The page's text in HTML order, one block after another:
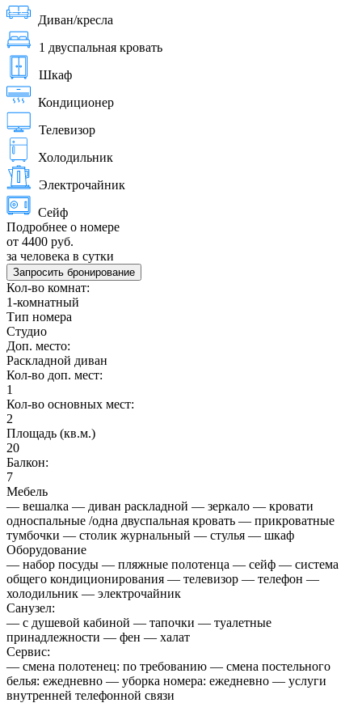
Диван/кресла
1 двуспальная кровать
Шкаф
Кондиционер
Телевизор
Холодильник
Электрочайник
Сейф
Подробнее о номере
от 4400 руб.
за человека в сутки
Запросить бронирование
Кол-во комнат:
1-комнатный
Тип номера
Студио
Доп. место:
Раскладной диван
Кол-во доп. мест:
1
Кол-во основных мест:
2
Площадь (кв.м.)
20
Балкон:
7
Мебель
— вешалка — диван раскладной — зеркало — кровати
односпальные /одна двуспальная кровать — прикроватные
тумбочки — столик журнальный — стулья — шкаф
Оборудование
— набор посуды — пляжные полотенца — сейф — система
общего кондиционирования — телевизор — телефон —
холодильник — электрочайник
Санузел:
— с душевой кабиной — тапочки — туалетные
принадлежности — фен — халат
Сервис:
— смена полотенец: по требованию — смена постельного
белья: ежедневно — уборка номера: ежедневно — услуги
внутренней телефонной связи